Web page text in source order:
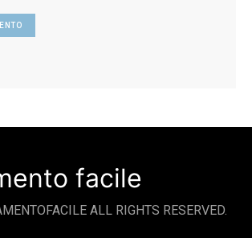
facile
ALL RIGHTS RESERVED.